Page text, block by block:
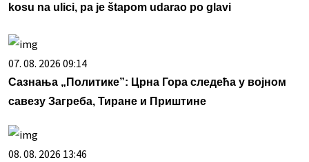
kosu na ulici, pa je štapom udarao po glavi
07. 08. 2026 09:14
Сазнања „Политике”: Црна Гора следећа у војном
савезу Загреба, Тиране и Приштине
08. 08. 2026 13:46